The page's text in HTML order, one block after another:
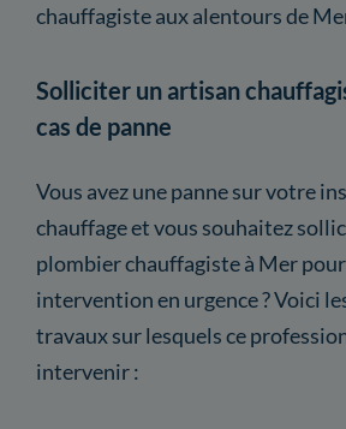
chauffagiste aux alentours de
Solliciter un artisan
cas de panne
Vous avez une panne sur votre
chauffage et vous souhaitez
plombier chauffagiste à Mer
intervention en urgence ? Voici
travaux sur lesquels ce
intervenir :